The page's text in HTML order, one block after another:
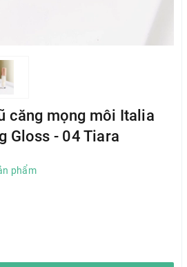
căng mọng môi Italia
Gloss - 04 Tiara
phẩm